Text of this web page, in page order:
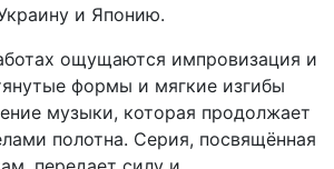
и Японию.
ощущаются импровизация и
формы и мягкие изгибы
музыки, которая продолжает
полотна. Серия, посвящённая